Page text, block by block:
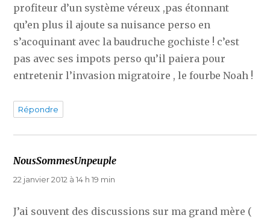
profiteur d’un système véreux ,pas étonnant
qu’en plus il ajoute sa nuisance perso en
s’acoquinant avec la baudruche gochiste ! c’est
pas avec ses impots perso qu’il paiera pour
entretenir l’invasion migratoire , le fourbe Noah !
Répondre
NousSommesUnpeuple
22 janvier 2012 à 14 h 19 min
J’ai souvent des discussions sur ma grand mère (